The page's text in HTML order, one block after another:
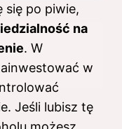
się po piwie,
na
. W
w
Jeśli lubisz tę